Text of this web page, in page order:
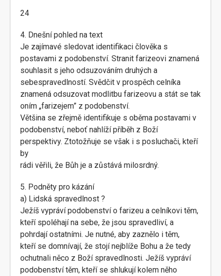
24
4. Dnešní pohled na text
Je zajímavé sledovat identifikaci člověka s
postavami z podobenství. Stranit farizeovi znamená
souhlasit s jeho odsuzováním druhých a
sebespravedlností. Svědčit v prospěch celníka
znamená odsuzovat modlitbu farizeovu a stát se tak
oním „farizejem” z podobenství.
Většina se zřejmě identifikuje s oběma postavami v
podobenství, neboť nahlíží příběh z Boží
perspektivy. Ztotožňuje se však i s posluchači, kteří
by
rádi věřili, že Bůh je a zůstává milosrdný.
5. Podněty pro kázání
a) Lidská spravedlnost ?
Ježíš vypráví podobenství o farizeu a celníkovi těm,
kteří spoléhají na sebe, že jsou spravedliví, a
pohrdají ostatními. Je nutné, aby zaznělo i těm,
kteří se domnívají, že stojí nejblíže Bohu a že tedy
ochutnali něco z Boží spravedlnosti. Ježíš vypráví
podobenství těm, kteří se shlukují kolem něho